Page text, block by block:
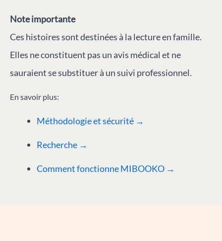
Note importante
Ces histoires sont destinées à la lecture en famille.
Elles ne constituent pas un avis médical et ne
sauraient se substituer à un suivi professionnel.
En savoir plus:
Méthodologie et sécurité →
Recherche →
Comment fonctionne MIBOOKO →